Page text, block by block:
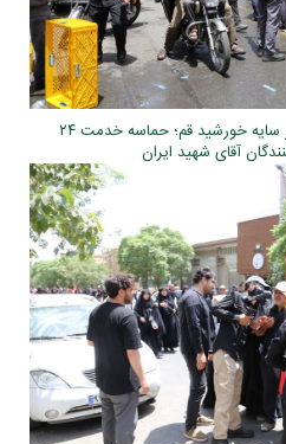
گزارش تصویری ۵ /میزبانی کریمانه در سایه خورشید قم؛ حماسه خدمت ۲۴
آقای شهید ایران